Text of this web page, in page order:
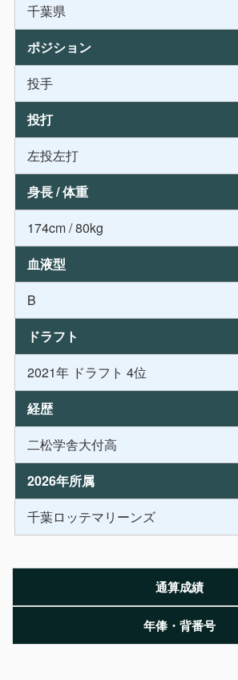
千葉県
ポジション
投手
投打
左投左打
身長 / 体重
174cm / 80kg
血液型
B
ドラフト
2021年 ドラフト 4位
経歴
二松学舎大付高
2026年所属
千葉ロッテマリーンズ
通算成績
年俸・背番号